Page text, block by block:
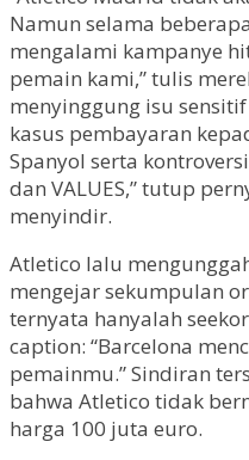
Namun selama
mengalami kampanye
pemain kami,” tulis
menyinggung isu
kasus pembayaran
Spanyol serta
dan VALUES,” tutup
menyindir.
Atletico lalu
mengejar sekumpulan
ternyata hanyalah
caption: “Barcelona
pemainmu.” Sindiran
bahwa Atletico tidak
harga 100 juta euro.